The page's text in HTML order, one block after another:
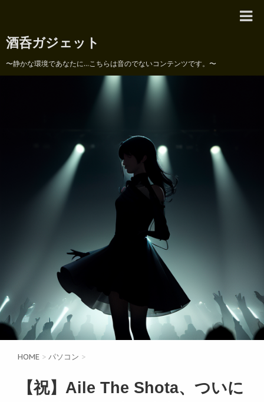
酒呑ガジェット
〜静かな環境であなたに...こちらは音のでないコンテンツです。〜
HOME > パソコン >
【祝】Aile The Shota、ついに